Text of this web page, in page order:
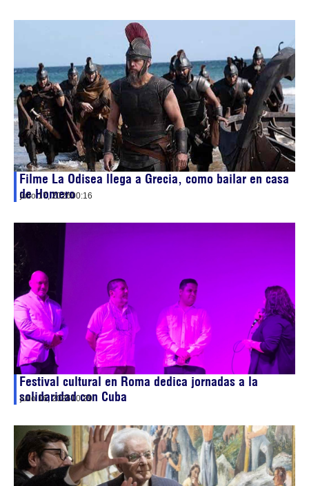
Filme La Odisea llega a Grecia, como bailar en casa
de Homero
julio 17, 202600:16
Festival cultural en Roma dedica jornadas a la
solidaridad con Cuba
julio 16, 202610:39